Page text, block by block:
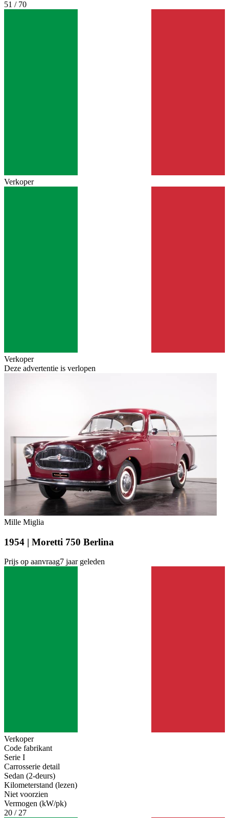
51 / 70
Verkoper
Verkoper
Deze advertentie is verlopen
Mille Miglia
1954 | Moretti 750 Berlina
Prijs op aanvraag7 jaar geleden
Verkoper
Code fabrikant
Serie I
Carrosserie detail
Sedan (2-deurs)
Kilometerstand (lezen)
Niet voorzien
Vermogen (kW/pk)
20 / 27